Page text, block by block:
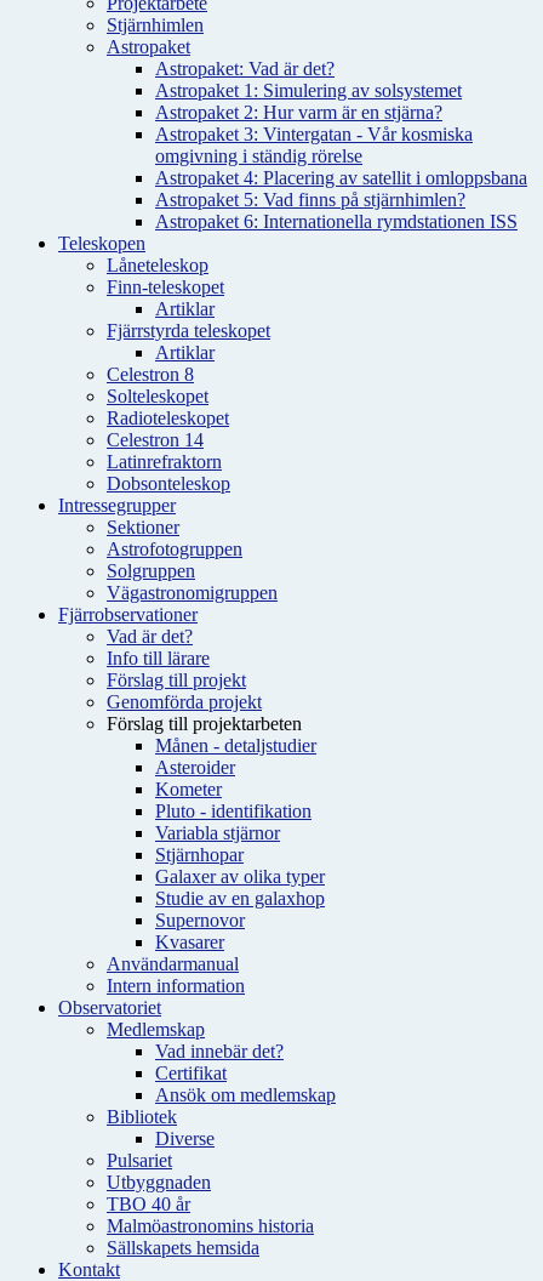
Stjärnhimlen
Astropaket
Astropaket: Vad är det?
Astropaket 1: Simulering av solsystemet
Astropaket 2: Hur varm är en stjärna?
Astropaket 3: Vintergatan - Vår kosmiska
omgivning i ständig rörelse
Astropaket 4: Placering av satellit i omloppsbana
Astropaket 5: Vad finns på stjärnhimlen?
Astropaket 6: Internationella rymdstationen ISS
Teleskopen
Låneteleskop
Finn-teleskopet
Artiklar
Fjärrstyrda teleskopet
Artiklar
Celestron 8
Solteleskopet
Radioteleskopet
Celestron 14
Latinrefraktorn
Dobsonteleskop
Intressegrupper
Sektioner
Astrofotogruppen
Solgruppen
Vägastronomigruppen
Fjärrobservationer
Vad är det?
Info till lärare
Förslag till projekt
Genomförda projekt
Förslag till projektarbeten
Månen - detaljstudier
Asteroider
Kometer
Pluto - identifikation
Variabla stjärnor
Stjärnhopar
Galaxer av olika typer
Studie av en galaxhop
Supernovor
Kvasarer
Användarmanual
Intern information
Observatoriet
Medlemskap
Vad innebär det?
Certifikat
Ansök om medlemskap
Bibliotek
Diverse
Pulsariet
Utbyggnaden
TBO 40 år
Malmöastronomins historia
Sällskapets hemsida
Kontakt